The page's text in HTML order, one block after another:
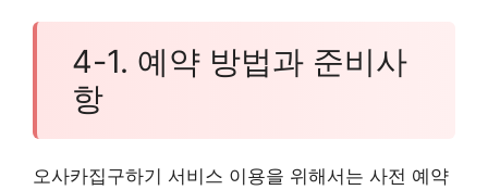
4-1. 예약 방법과 준비사
항
오사카집구하기 서비스 이용을 위해서는 사전 예약